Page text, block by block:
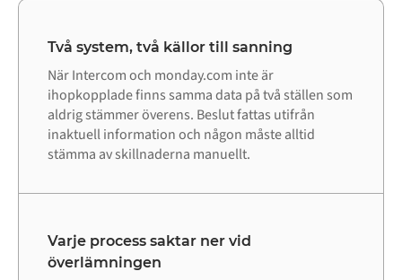
Två system, två källor till sanning
När Intercom och monday.com inte är
ihopkopplade finns samma data på två ställen som
aldrig stämmer överens. Beslut fattas utifrån
inaktuell information och någon måste alltid
stämma av skillnaderna manuellt.
Varje process saktar ner vid
överlämningen